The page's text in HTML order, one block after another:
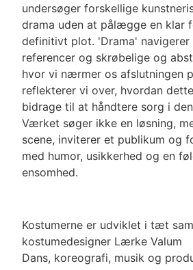
undersøger forskellige
drama uden at pålægge en klar
definitivt plot. 'Drama' navigerer
referencer og skrøbelige og
hvor vi nærmer os afslutningen
reflekterer vi over, hvordan
bidrage til at håndtere sorg i
Værket søger ikke en løsning,
scene, inviterer et publikum og
med humor, usikkerhed og en
ensomhed.
Kostumerne er udviklet i tæt
kostumedesigner Lærke Valum
Dans, koreografi, musik og